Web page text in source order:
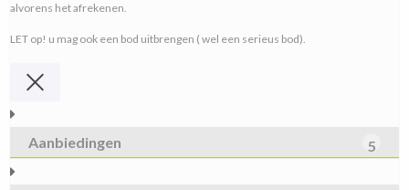
alvorens het afrekenen.
LET op! u mag ook een bod uitbrengen ( wel een serieus bod).
Aanbiedingen 5